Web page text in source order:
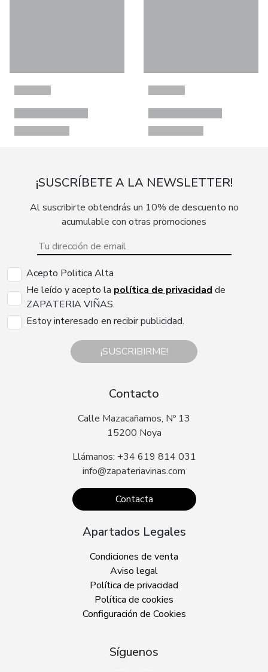
¡SUSCRÍBETE A LA NEWSLETTER!
Al suscribirte obtendrás un 10% de descuento no
acumulable con otras promociones
Acepto Politica Alta
He leído y acepto la política de privacidad de
ZAPATERIA VIÑAS.
Estoy interesado en recibir publicidad.
¡SUSCRIBIRME!
Contacto
Calle Mazacañamos, Nº 13
15200 Noya
Llámanos: +34 619 814 031
info@zapateriavinas.com
Contacta
Apartados Legales
Condiciones de venta
Aviso legal
Política de privacidad
Política de cookies
Configuración de Cookies
Síguenos